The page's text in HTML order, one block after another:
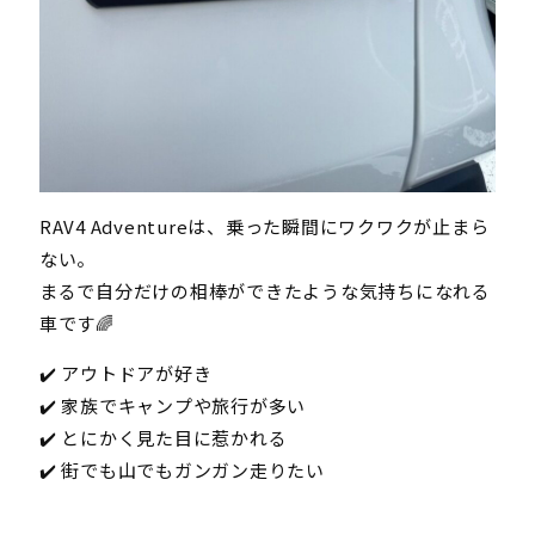
RAV4 Adventureは、乗った瞬間にワクワクが止まら
ない。
まるで自分だけの相棒ができたような気持ちになれる
車です🌈
✔️ アウトドアが好き
✔️ 家族でキャンプや旅行が多い
✔️ とにかく見た目に惹かれる
✔️ 街でも山でもガンガン走りたい